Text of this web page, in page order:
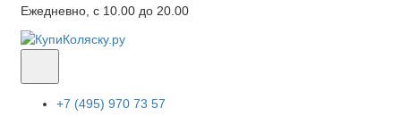
Ежедневно, с 10.00 до 20.00
+7 (495) 970 73 57